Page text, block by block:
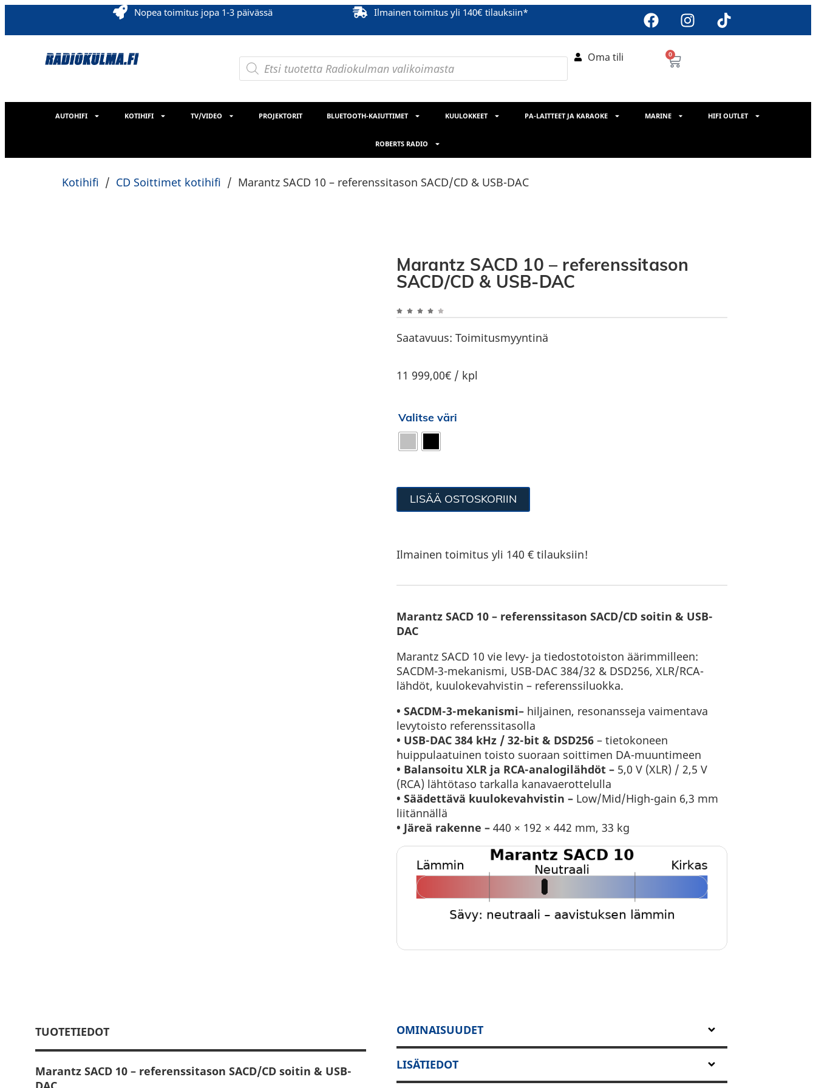
Nopea toimitus jopa 1-3 päivässä Ilmainen toimitus yli 140€ tilauksiin*
Oma tili 0
AUTOHIFI KOTIHIFI TV/VIDEO PROJEKTORIT BLUETOOTH-KAIUTTIMET KUULOKKEET PA-LAITTEET JA KARAOKE MARINE HIFI OUTLET
ROBERTS RADIO
Kotihifi / CD Soittimet kotihifi / Marantz SACD 10 – referenssitason SACD/CD & USB-DAC
Marantz SACD 10 – referenssitason
SACD/CD & USB-DAC
Saatavuus: Toimitusmyyntinä
11 999,00€ / kpl
Valitse väri
LISÄÄ OSTOSKORIIN
Ilmainen toimitus yli 140 € tilauksiin!
Marantz SACD 10 – referenssitason SACD/CD soitin & USB-
DAC
Marantz SACD 10 vie levy- ja tiedostotoiston äärimmilleen:
SACDM-3-mekanismi, USB-DAC 384/32 & DSD256, XLR/RCA-
lähdöt, kuulokevahvistin – referenssiluokka.
• SACDM-3-mekanismi–hiljainen, resonansseja vaimentava
levytoisto referenssitasolla
• USB-DAC 384 kHz / 32-bit & DSD256– tietokoneen
huippulaatuinen toisto suoraan soittimen DA-muuntimeen
• Balansoitu XLR ja RCA-analogilähdöt –5,0 V (XLR) / 2,5 V
(RCA) lähtötaso tarkalla kanavaerottelulla
• Säädettävä kuulokevahvistin –Low/Mid/High-gain 6,3 mm
liitännällä
• Järeä rakenne –440 × 192 × 442 mm, 33 kg
TUOTETIEDOT
Marantz SACD 10 – referenssitason SACD/CD soitin & USB-
OMINAISUUDET
LISÄTIEDOT